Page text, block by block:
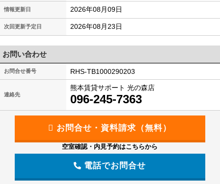
情報更新日 2026年08月09日
次回更新予定日 2026年08月23日
お問い合わせ
お問合せ番号 RHS-TB1000290203
連絡先
熊本賃貸サポート 光の森店
096-245-7363
空室確認・内見予約はこちらから
電話でお問合せ